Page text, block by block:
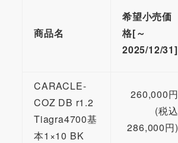
商品名
希望小売価
格[～
2025/12/31]
CARACLE-
COZ DB r1.2
Tiagra4700基
本1×10 BK
260,000円
(税込
286,000円)